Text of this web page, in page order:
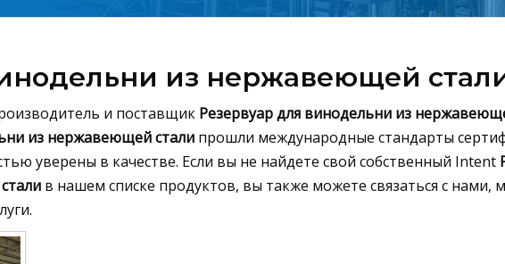
из нержавеющей
и поставщик Резервуар для винодельни из
из нержавеющей стали прошли международные стандарты
уверены в качестве. Если вы не найдете свой собственный Intent
в нашем списке продуктов, вы также можете связаться с